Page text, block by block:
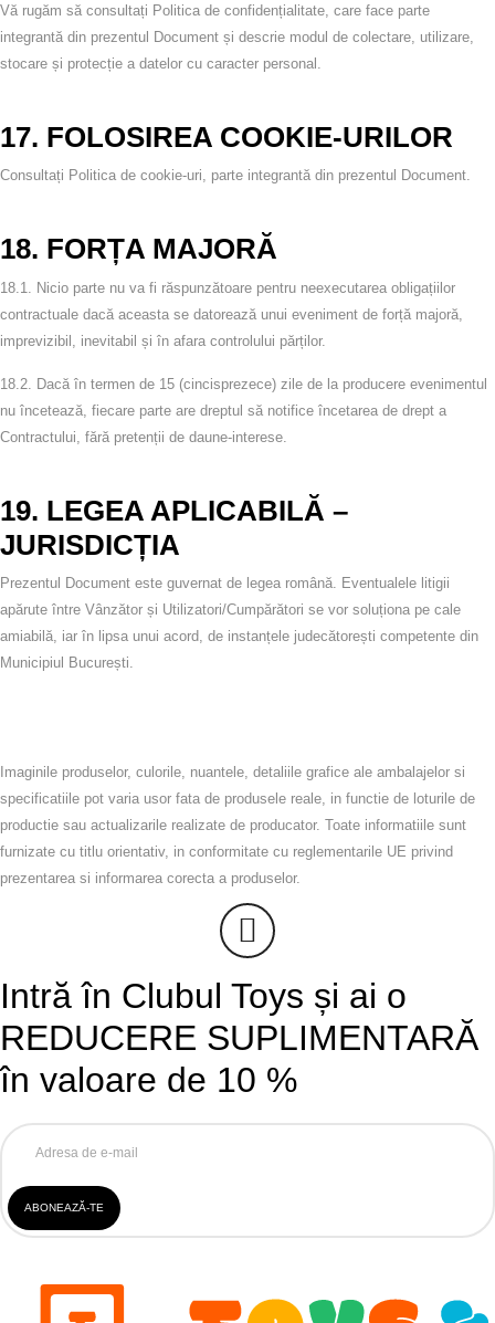
Vă rugăm să consultați Politica de confidențialitate , care face parte
integrantă din prezentul Document și descrie modul de colectare, utilizare,
stocare și protecție a datelor cu caracter personal.
17. FOLOSIREA COOKIE‑URILOR
Consultați Politica de cookie‑uri, parte integrantă din prezentul Document.
18. FORȚA MAJORĂ
18.1.
Nicio parte nu va fi răspunzătoare pentru neexecutarea obligațiilor
contractuale dacă aceasta se datorează unui eveniment de forță majoră,
imprevizibil, inevitabil și în afara controlului părților.
18.2. Dacă în termen de 15 (cincisprezece) zile de la producere evenimentul
nu încetează, fiecare parte are dreptul să notifice încetarea de drept a
Contractului, fără pretenții de daune‑interese.
19. LEGEA APLICABILĂ –
JURISDICȚIA
Prezentul Document este guvernat de legea română. Eventualele litigii
apărute între Vânzător și Utilizatori/Cumpărători se vor soluționa pe cale
amiabilă, iar în lipsa unui acord, de instanțele judecătorești competente din
Municipiul București.
Imaginile produselor, culorile, nuantele, detaliile grafice ale ambalajelor si
specificatiile pot varia usor fata de produsele reale, in functie de loturile de
productie sau actualizarile realizate de producator. Toate informatiile sunt
furnizate cu titlu orientativ, in conformitate cu reglementarile UE privind
prezentarea si informarea corecta a produselor.
Intră în Clubul Toys și ai o
REDUCERE SUPLIMENTARĂ
în valoare de 10 %